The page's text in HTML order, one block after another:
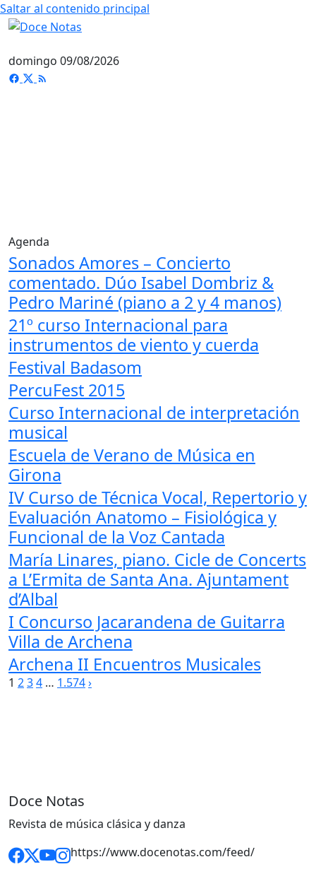
Saltar al contenido principal
domingo 09/08/2026
Agenda
Sonados Amores – Concierto
comentado. Dúo Isabel Dombriz &
Pedro Mariné (piano a 2 y 4 manos)
21º curso Internacional para
instrumentos de viento y cuerda
Festival Badasom
PercuFest 2015
Curso Internacional de interpretación
musical
Escuela de Verano de Música en
Girona
IV Curso de Técnica Vocal, Repertorio y
Evaluación Anatomo – Fisiológica y
Funcional de la Voz Cantada
María Linares, piano. Cicle de Concerts
a L’Ermita de Santa Ana. Ajuntament
d’Albal
I Concurso Jacarandena de Guitarra
Villa de Archena
Archena II Encuentros Musicales
Paginación
1 234 … 1.574›
Doce Notas
Revista de música clásica y danza
https://www.docenotas.com/feed/